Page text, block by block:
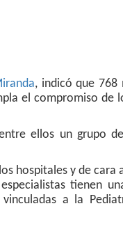
, indicó que 768
el compromiso de
ellos un grupo
hospitales y de
tienen
a la